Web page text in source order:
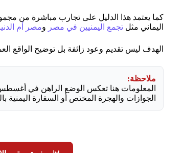
كما يعتمد هذا الدليل على تجارب مباشرة من
اليماني مثل تجمع اليمنيين في مصر ومصر أم
الهدف ليس تقديم وعود زائفة بل توضيح الواقع
ملاحظة:
الجوازات والهجرة المختص أو السفارة اليمنية